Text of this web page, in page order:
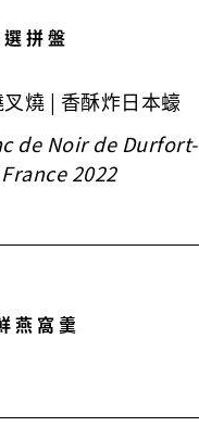
拼盤
燒 | 香酥炸日本蠔
de Noir de Durfort-
2022
燕窩羹